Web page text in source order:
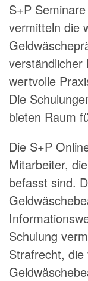
S+P
vermitteln die
verständlicher
wertvolle
Die
bieten Raum
Die S+P
Mitarbeiter,
befasst sind.
Schulung
Strafrecht,